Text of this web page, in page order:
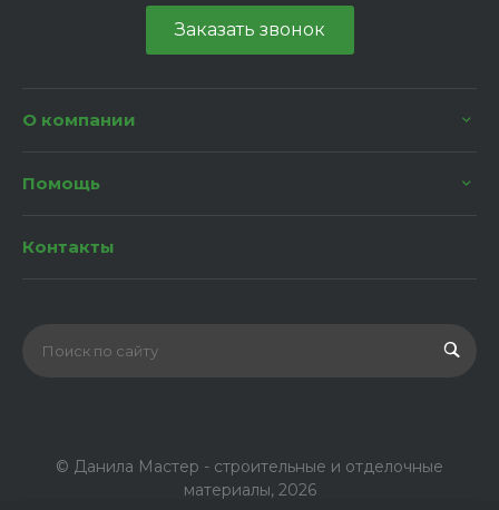
Заказать звонок
О компании
Помощь
Контакты
© Данила Мастер - строительные и отделочные
материалы, 2026